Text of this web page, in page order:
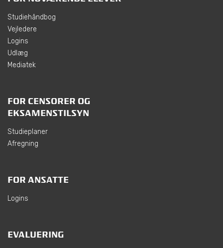
Studiehåndbog
Vejledere
Logins
Udlæg
Mediatek
FOR CENSORER OG
EKSAMENSTILSYN
Studieplaner
Afregning
FOR ANSATTE
Logins
EVALUERING